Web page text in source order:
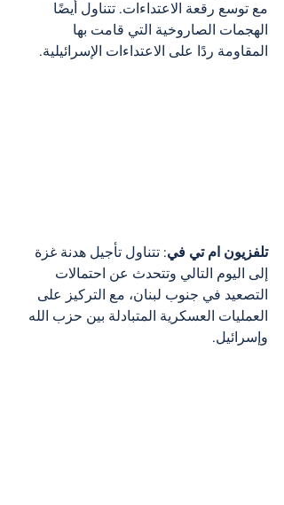
مع توسع رقعة الاعتداءات. تتناول أيضًا
الهجمات الصاروخية التي قامت بها
المقاومة ردًا على الاعتداءات الإسرائيلية.
تلفزيون ام تي في: تتناول تأجيل هدنة غزة
إلى اليوم التالي وتتحدث عن احتمالات
التصعيد في جنوب لبنان، مع التركيز على
العمليات العسكرية المتبادلة بين حزب الله
وإسرائيل.